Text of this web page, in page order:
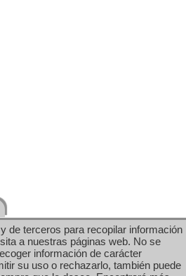
de terceros para recopilar información
a nuestras páginas web. No se
información de carácter
su uso o rechazarlo, también puede